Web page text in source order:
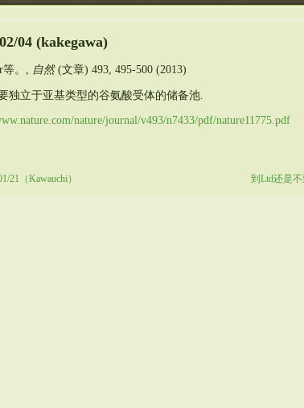
04 (kakegawa)
等。, 自然(文章) 493, 495-500 (2013)
独立于亚基类型的谷氨酸受体的储备池.
nature/journal/v493/n7433/pdf/nature11775.pdf
21（Kawauchi） 到Ltd还是